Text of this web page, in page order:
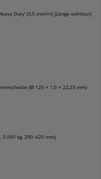
Duty' (0,5 mm/m) [Länge wählbar]
(Ø 125 × 1,0 × 22,23 mm)
3.000 kg, 290–420 mm)